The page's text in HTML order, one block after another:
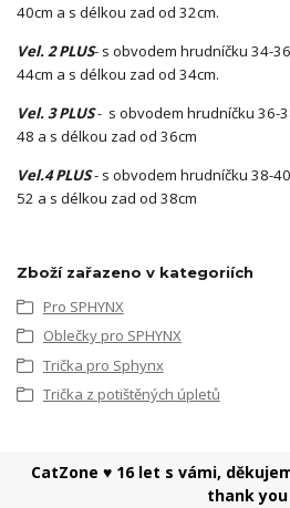
40cm a s délkou zad od 32cm.
Vel. 2 PLUS- s obvodem hrudníčku 34-
44cm a s délkou zad od 34cm.
Vel. 3 PLUS- s obvodem hrudníčku 36-
48 a s délkou zad od 36cm
Vel.4 PLUS- s obvodem hrudníčku 38-
52 a s délkou zad od 38cm
Zboží zařazeno v kategoriích
Pro SPHYNX
Oblečky pro SPHYNX
Trička pro Sphynx
Trička z potištěných úpletů
CatZone ♥ 16 let s vámi,
thank you